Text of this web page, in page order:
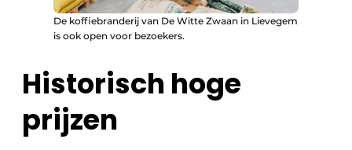
De koffiebranderij van De Witte Zwaan in Lievegem
is ook open voor bezoekers.
Historisch hoge
prijzen